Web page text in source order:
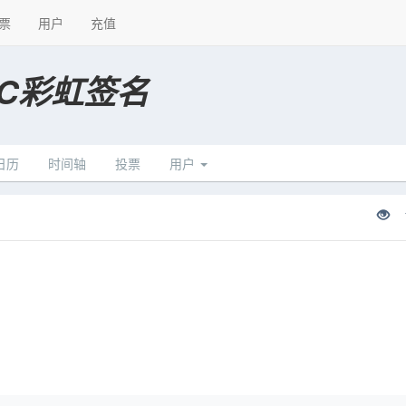
用户 充值
彩虹签名
历 时间轴 投票 用户